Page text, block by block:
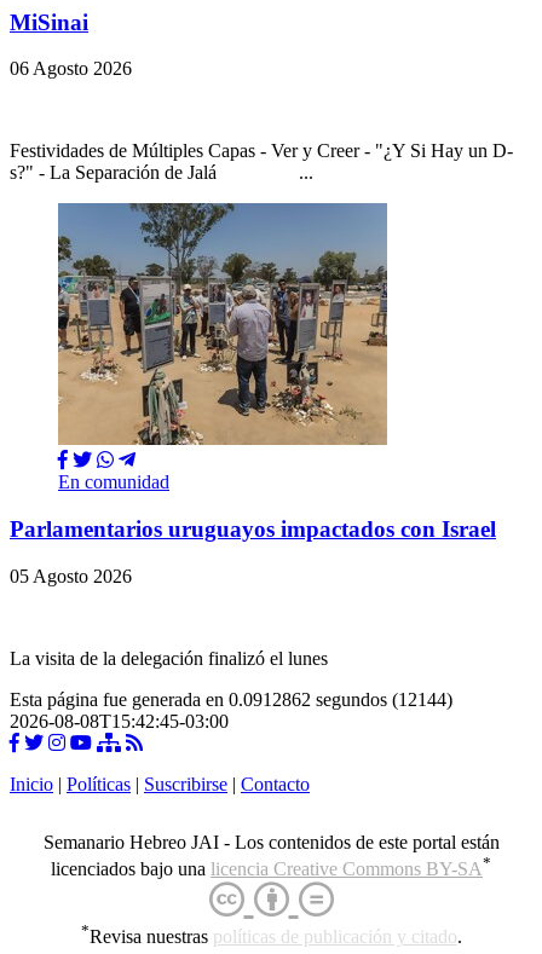
MiSinai
06 Agosto 2026
Festividades de Múltiples Capas - Ver y Creer - "¿Y Si Hay un D-
s?" - La Separación de Jalá ...
En comunidad
Parlamentarios uruguayos impactados con Israel
05 Agosto 2026
La visita de la delegación finalizó el lunes
Esta página fue generada en 0.0912862 segundos (12144)
2026-08-08T15:42:45-03:00
Inicio | Políticas | Suscribirse | Contacto
Semanario Hebreo JAI - Los contenidos de este portal están
licenciados bajo una licencia Creative Commons BY-SA*
*Revisa nuestras políticas de publicación y citado.